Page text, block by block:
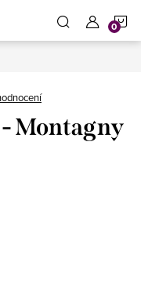
- Montagny